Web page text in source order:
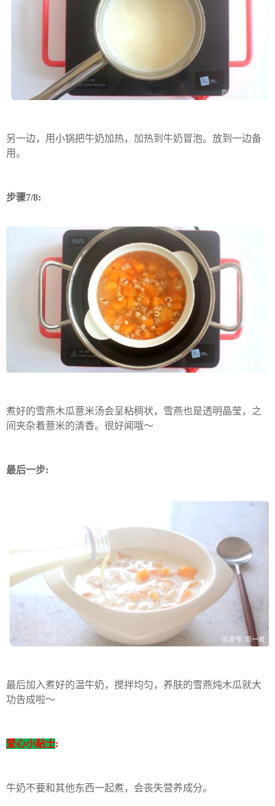
另一边，用小锅把牛奶加热，加热到牛奶冒泡。放到一边备
用。
步骤7/8:
煮好的雪燕木瓜薏米汤会呈粘稠状，雪燕也是透明晶莹，之
间夹杂着薏米的清香。很好闻哦～
最后一步:
最后加入煮好的温牛奶，搅拌均匀，养肤的雪燕炖木瓜就大
功告成啦～
爱心小贴士:
牛奶不要和其他东西一起煮，会丧失营养成分。